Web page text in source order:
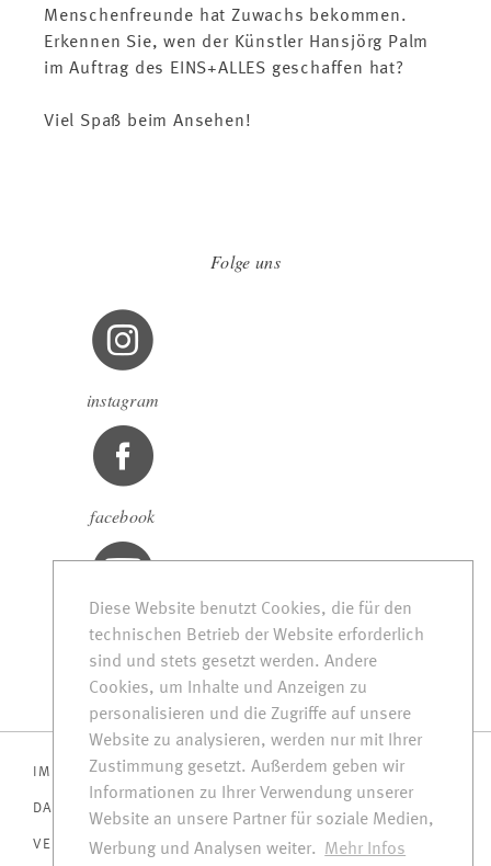
Diese Website benutzt Cookies, die für den
technischen Betrieb der Website erforderlich
sind und stets gesetzt werden. Andere
Cookies, um Inhalte und Anzeigen zu
personalisieren und die Zugriffe auf unsere
Website zu analysieren, werden nur mit Ihrer
Zustimmung gesetzt. Außerdem geben wir
Informationen zu Ihrer Verwendung unserer
Website an unsere Partner für soziale Medien,
Werbung und Analysen weiter.
Mehr Infos
Menschenfreunde hat Zuwachs bekommen.
Erkennen Sie, wen der Künstler Hansjörg Palm
im Auftrag des EINS+ALLES geschaffen hat?
Viel Spaß beim Ansehen!
Folge uns
instagram
facebook
Youtube
IMPRESSUM
DATENSCHUTZ
VERBRAUCHERSCHLICHTUNG